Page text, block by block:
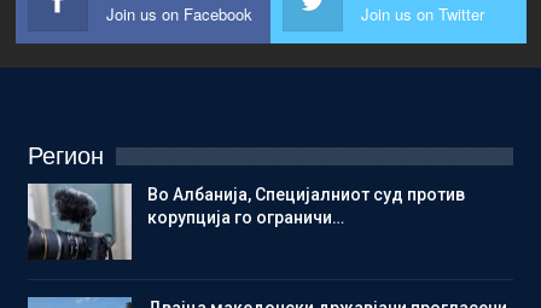
Join us on Facebook Join us on Twitter
Регион
Во Албанија, Специјалниот суд против
корупција го ограничи…